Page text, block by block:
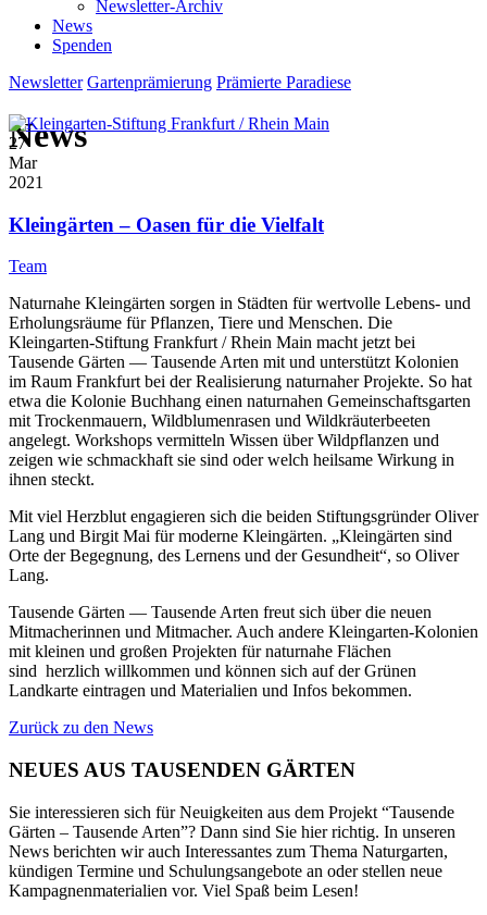
Newsletter-Archiv
News
Spenden
Newsletter Gartenprämierung Prämierte Paradiese
News
27
Mar
2021
Kleingärten – Oasen für die Vielfalt
Team
Naturnahe Kleingärten sorgen in Städten für wertvolle Lebens- und
Erholungsräume für Pflanzen, Tiere und Menschen. Die
Kleingarten-Stiftung Frankfurt / Rhein Main macht jetzt bei
Tausende Gärten — Tausende Arten mit und unterstützt Kolonien
im Raum Frankfurt bei der Realisierung naturnaher Projekte. So hat
etwa die Kolonie Buchhang einen naturnahen Gemeinschaftsgarten
mit Trockenmauern, Wildblumenrasen und Wildkräuterbeeten
angelegt. Workshops vermitteln Wissen über Wildpflanzen und
zeigen wie schmackhaft sie sind oder welch heilsame Wirkung in
ihnen steckt.
Mit viel Herzblut engagieren sich die beiden Stiftungsgründer Oliver
Lang und Birgit Mai für moderne Kleingärten. „Kleingärten sind
Orte der Begegnung, des Lernens und der Gesundheit“, so Oliver
Lang.
Tausende Gärten — Tausende Arten freut sich über die neuen
Mitmacherinnen und Mitmacher. Auch andere Kleingarten-Kolonien
mit kleinen und großen Projekten für naturnahe Flächen
sind herzlich willkommen und können sich auf der Grünen
Landkarte eintragen und Materialien und Infos bekommen.
Zurück zu den News
NEUES AUS TAUSENDEN GÄRTEN
Sie interessieren sich für Neuigkeiten aus dem Projekt “Tausende
Gärten – Tausende Arten”? Dann sind Sie hier richtig. In unseren
News berichten wir auch Interessantes zum Thema Naturgarten,
kündigen Termine und Schulungsangebote an oder stellen neue
Kampagnenmaterialien vor. Viel Spaß beim Lesen!